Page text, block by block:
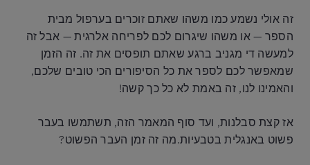
זה אולי נשמע כמו משהו שאתם זוכרים בערפול מבית
הספר — או משהו שיגרום לכם לפריחה אלרגית — אבל זה
למעשה די מגניב ברגע שאתם תופסים את זה. זה הזמן
שמאפשר לכם לספר את כל הסיפורים הכי טובים שלכם,
והאמינו לנו, זה באמת לא כל כך קשה!
אז קצת סבלנות, ועד סוף המאמר הזה, תשתמשו בעבר
פשוט באנגלית בטבעיות.מה זה זמן העבר הפשוט?